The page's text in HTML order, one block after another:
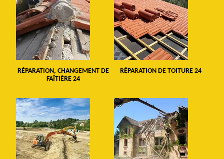
RÉPARATION, CHANGEMENT DE
FAÎTIÈRE 24
RÉPARATION DE TOITURE 24